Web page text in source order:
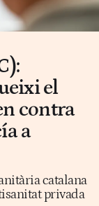
el
contra
a
catalana
privada